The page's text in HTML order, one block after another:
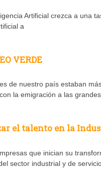
Artificial crezca a una
a
VERDE
de nuestro país estaban
la emigración a las
el talento en la
que inician su
sector industrial y de